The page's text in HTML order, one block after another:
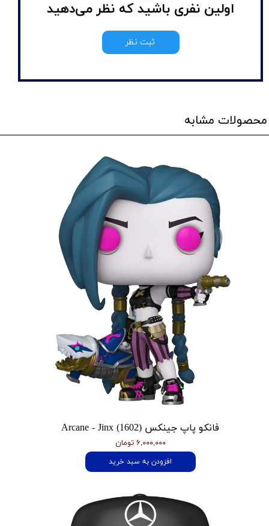
اولین نفری باشید که نظر می‌دهید
ثبت نظر
محصولات مشابه
فانکو پاپ جینکس Arcane - Jinx (1602)
۶,۰۰۰,۰۰۰ تومان
افزودن به سبد خرید